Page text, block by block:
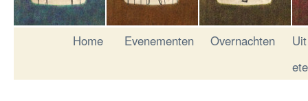
Home Evenementen Overnachten
Uit